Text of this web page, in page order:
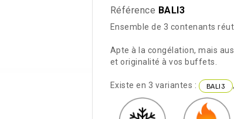
Référence BALI3
Ensemble de 3 contenants
Apte à la congélation, mais
et originalité à vos buffets.
Existe en 3 variantes : BALI3 ,